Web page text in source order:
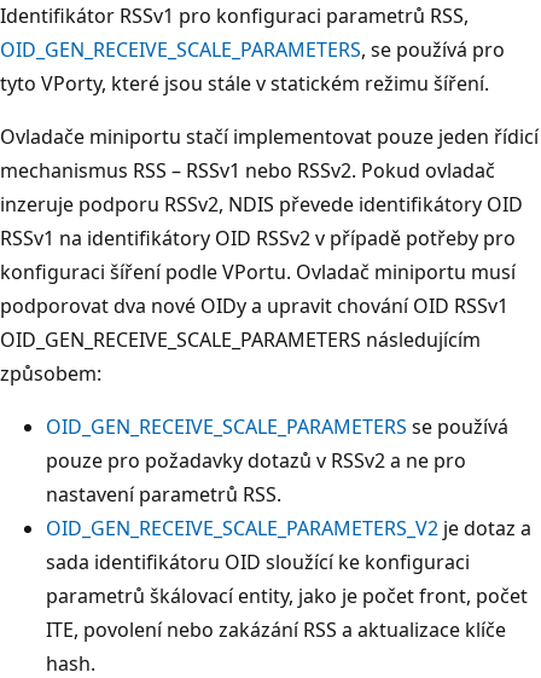
Identifikátor RSSv1 pro konfiguraci parametrů RSS,
OID_GEN_RECEIVE_SCALE_PARAMETERS, se používá pro
tyto VPorty, které jsou stále v statickém režimu šíření.
Ovladače miniportu stačí implementovat pouze jeden řídicí
mechanismus RSS – RSSv1 nebo RSSv2. Pokud ovladač
inzeruje podporu RSSv2, NDIS převede identifikátory OID
RSSv1 na identifikátory OID RSSv2 v případě potřeby pro
konfiguraci šíření podle VPortu. Ovladač miniportu musí
podporovat dva nové OIDy a upravit chování OID RSSv1
OID_GEN_RECEIVE_SCALE_PARAMETERS následujícím
způsobem:
OID_GEN_RECEIVE_SCALE_PARAMETERS se používá
pouze pro požadavky dotazů v RSSv2 a ne pro
nastavení parametrů RSS.
OID_GEN_RECEIVE_SCALE_PARAMETERS_V2 je dotaz a
sada identifikátoru OID sloužící ke konfiguraci
parametrů škálovací entity, jako je počet front, počet
ITE, povolení nebo zakázání RSS a aktualizace klíče
hash.